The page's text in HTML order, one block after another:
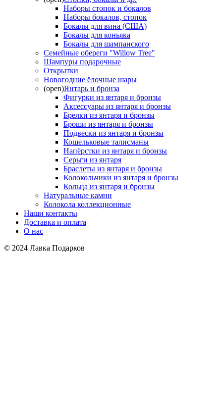
Наборы стопок и бокалов
Наборы бокалов, стопок
Бокалы для вина (США)
Бокалы для коньяка
Бокалы для шампанского
Семейные обереги "Willow Tree"
Шампуры подарочные
Открытки
Новогодние ёлочные шары
(open)Янтарь и бронза
Фигурки из янтаря и бронзы
Аксессуары из янтаря и бронзы
Брелки из янтаря и бронзы
Броши из янтаря и бронзы
Подвески из янтаря и бронзы
Кошельковые талисманы
Напёрстки из янтаря и бронзы
Серьги из янтаря
Браслеты из янтаря и бронзы
Колокольчики из янтаря и бронзы
Кольца из янтаря и бронзы
Натуральные камни
Колокола коллекционные
Наши контакты
Доставка и оплата
О нас
© 2024 Лавка Подарков